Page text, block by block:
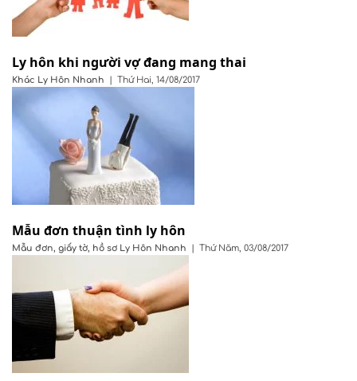
Ly hôn khi người vợ đang mang thai
Khác Ly Hôn Nhanh | Thứ Hai, 14/08/2017
Mẫu đơn thuận tình ly hôn
Mẫu đơn, giấy tờ, hồ sơ Ly Hôn Nhanh | Thứ Năm, 03/08/2017